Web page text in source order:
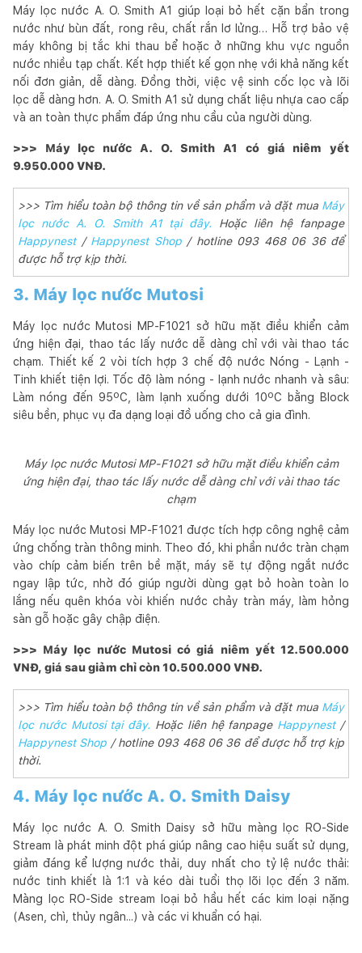
Máy lọc nước A. O. Smith A1 giúp loại bỏ hết cặn bẩn trong
nước như bùn đất, rong rêu, chất rắn lơ lửng… Hỗ trợ bảo vệ
máy không bị tắc khi thau bể hoặc ở những khu vực nguồn
nước nhiều tạp chất. Kết hợp thiết kế gọn nhẹ với khả năng kết
nối đơn giản, dễ dàng. Đồng thời, việc vệ sinh cốc lọc và lõi
lọc dễ dàng hơn. A. O. Smith A1 sử dụng chất liệu nhựa cao cấp
và an toàn thực phẩm đáp ứng nhu cầu của người dùng.
>>> Máy lọc nước A. O. Smith A1 có giá niêm yết
9.950.000 VNĐ.
>>> Tìm hiểu toàn bộ thông tin về sản phẩm và đặt mua Máy
lọc nước A. O. Smith A1 tại đây. Hoặc liên hệ fanpage
Happynest/ Happynest Shop/ hotline 093 468 06 36 để
được hỗ trợ kịp thời.
3. Máy lọc nước Mutosi
Máy lọc nước Mutosi MP-F1021 sở hữu mặt điều khiển cảm
ứng hiện đại, thao tác lấy nước dễ dàng chỉ với vài thao tác
chạm. Thiết kế 2 vòi tích hợp 3 chế độ nước Nóng - Lạnh -
Tinh khiết tiện lợi. Tốc độ làm nóng - lạnh nước nhanh và sâu:
Làm nóng đến 95ºC, làm lạnh xuống dưới 10ºC bằng Block
siêu bền, phục vụ đa dạng loại đồ uống cho cả gia đình.
Máy lọc nước Mutosi MP-F1021 sở hữu mặt điều khiển cảm
ứng hiện đại, thao tác lấy nước dễ dàng chỉ với vài thao tác
chạm
Máy lọc nước Mutosi MP-F1021 được tích hợp công nghệ cảm
ứng chống tràn thông minh. Theo đó, khi phần nước tràn chạm
vào chíp cảm biến trên bề mặt, máy sẽ tự động ngắt nước
ngay lập tức, nhờ đó giúp người dùng gạt bỏ hoàn toàn lo
lắng nếu quên khóa vòi khiến nước chảy tràn máy, làm hỏng
sàn gỗ hoặc gây chập điện.
>>> Máy lọc nước Mutosi có giá niêm yết 12.500.000
VNĐ, giá sau giảm chỉ còn 10.500.000 VNĐ.
>>> Tìm hiểu toàn bộ thông tin về sản phẩm và đặt mua Máy
lọc nước Mutosi tại đây. Hoặc liên hệ fanpage Happynest/
Happynest Shop / hotline 093 468 06 36 để được hỗ trợ kịp
thời.
4. Máy lọc nước A. O. Smith Daisy
Máy lọc nước A. O. Smith Daisy sở hữu màng lọc RO-Side
Stream là phát minh đột phá giúp nâng cao hiệu suất sử dụng,
giảm đáng kể lượng nước thải, duy nhất cho tỷ lệ nước thải:
nước tinh khiết là 1:1 và kéo dài tuổi thọ lõi lọc đến 3 năm.
Màng lọc RO-Side stream loại bỏ hầu hết các kim loại nặng
(Asen, chì, thủy ngân...) và các vi khuẩn có hại.